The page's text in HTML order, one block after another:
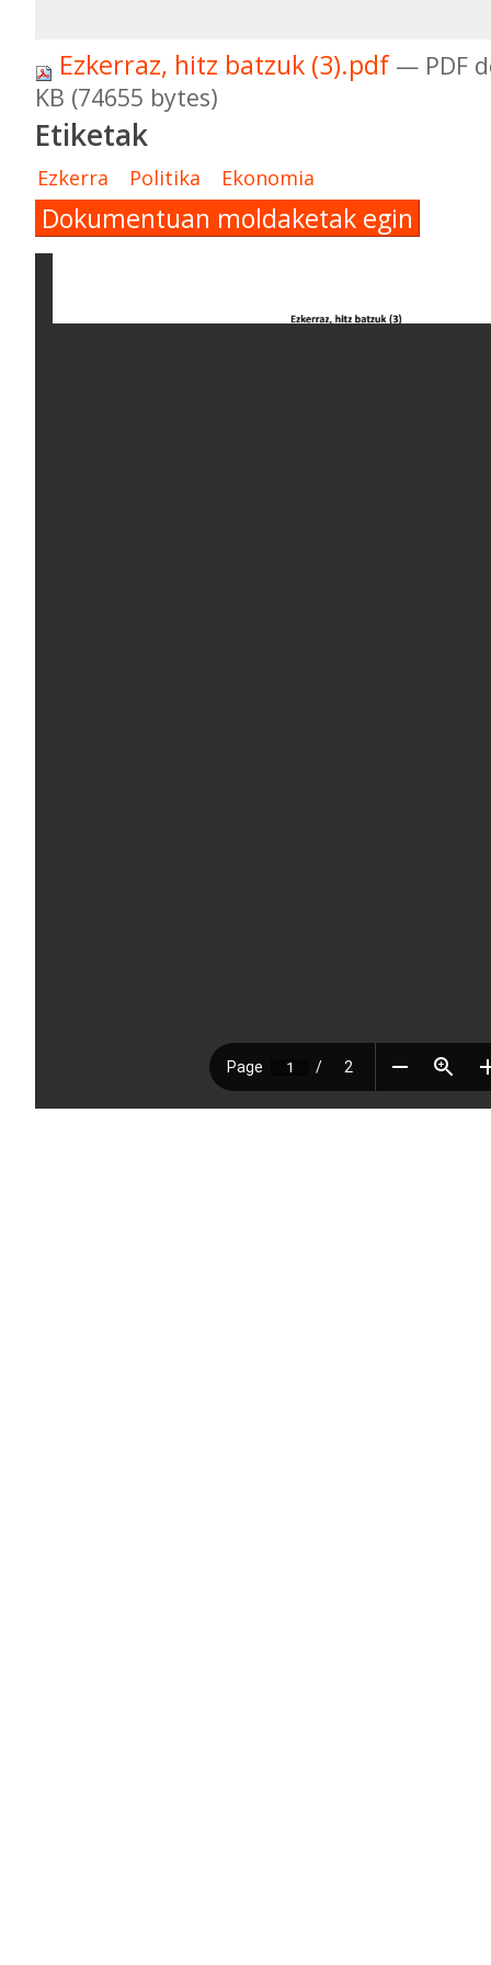
Ezkerraz, hitz batzuk (3).pdf — PDF
KB (74655 bytes)
Etiketak
Ezkerra Politika Ekonomia
Dokumentuan moldaketak egin